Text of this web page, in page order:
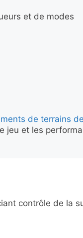
et de modes
de terrains de
jeu et les
contrôle de la